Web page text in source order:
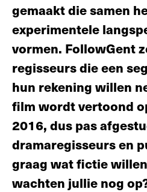
gemaakt die samen
experimentele
vormen. FollowGent
regisseurs die een
hun rekening willen
film wordt vertoond
2016, dus pas
dramaregisseurs en
graag wat fictie
wachten jullie nog